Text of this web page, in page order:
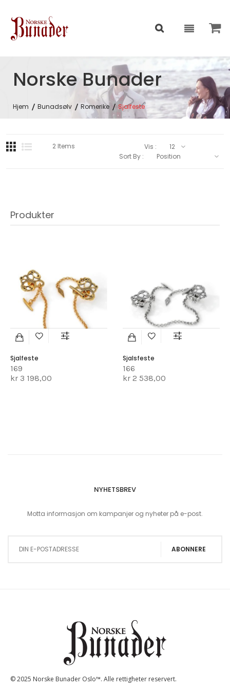
Norske Bunader
Hjem Bunadsølv Romerike Sjalfeste
Produkter
Sjalfeste
169
kr 3 198,00
Sjalsfeste
166
kr 2 538,00
2Items
Vis :
Sort By :
NYHETSBREV
Motta informasjon om kampanjer og nyheter på e-post.
ABONNERE
© 2025 Norske Bunader Oslo™. Alle rettigheter reservert.